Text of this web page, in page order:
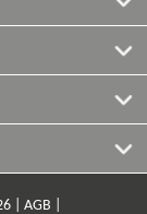
| AGB |